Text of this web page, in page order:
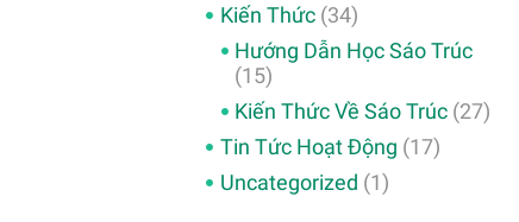
Kiến Thức(34)
Hướng Dẫn Học Sáo Trúc
(15)
Kiến Thức Về Sáo Trúc (27)
Tin Tức Hoạt Động (17)
Uncategorized (1)